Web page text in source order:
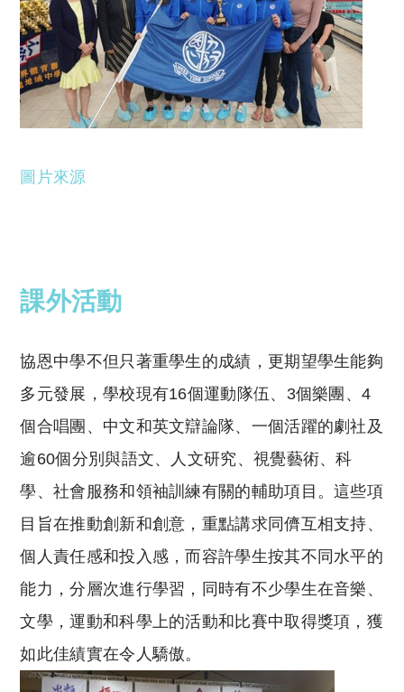
圖片來源
課外活動
協恩中學不但只著重學生的成績，更期望學生能夠
多元發展，學校現有16個運動隊伍、3個樂團、4
個合唱團、中文和英文辯論隊、一個活躍的劇社及
逾60個分別與語文、人文研究、視覺藝術、科
學、社會服務和領袖訓練有關的輔助項目。這些項
目旨在推動創新和創意，重點講求同儕互相支持、
個人責任感和投入感，而容許學生按其不同水平的
能力，分層次進行學習，同時有不少學生在音樂、
文學，運動和科學上的活動和比賽中取得獎項，獲
如此佳績實在令人驕傲。